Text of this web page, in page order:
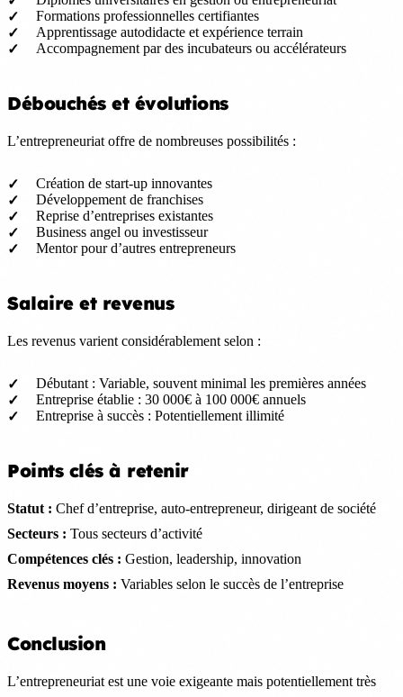
Formations professionnelles certifiantes
Apprentissage autodidacte et expérience terrain
Accompagnement par des incubateurs ou accélérateurs
Débouchés et évolutions
L’entrepreneuriat offre de nombreuses possibilités :
Création de start-up innovantes
Développement de franchises
Reprise d’entreprises existantes
Business angel ou investisseur
Mentor pour d’autres entrepreneurs
Salaire et revenus
Les revenus varient considérablement selon :
Débutant : Variable, souvent minimal les premières années
Entreprise établie : 30 000€ à 100 000€ annuels
Entreprise à succès : Potentiellement illimité
Points clés à retenir
Statut : Chef d’entreprise, auto-entrepreneur, dirigeant de société
Secteurs : Tous secteurs d’activité
Compétences clés : Gestion, leadership, innovation
Revenus moyens : Variables selon le succès de l’entreprise
Conclusion
L’entrepreneuriat est une voie exigeante mais potentiellement très